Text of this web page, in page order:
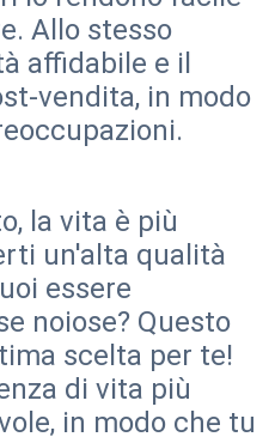
Allo stesso
affidabile e il
vendita, in modo
la vita è più
un'alta qualità
essere
noiose? Questo
scelta per te!
di vita più
in modo che tu